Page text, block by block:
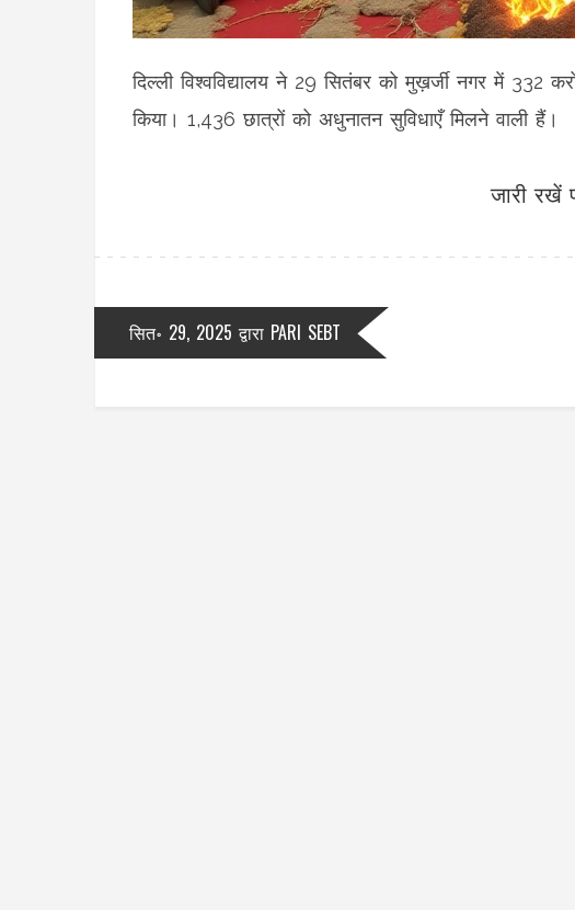
दिल्ली विश्वविद्यालय ने 29 सितंबर को मुख़र्जी नगर में 332
किया। 1,436 छात्रों को अधुनातन सुविधाएँ मिलने वाली हैं।
जारी रखें
सित॰ 29, 2025 द्वारा PARI SEBT